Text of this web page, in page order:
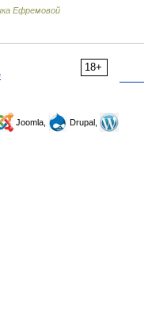
Ефремовой
18+
Joomla,
Drupal,